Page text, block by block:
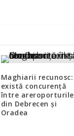
Maghiarii recunosc:
există concurenţă
între areroporturile
din Debrecen şi
Oradea